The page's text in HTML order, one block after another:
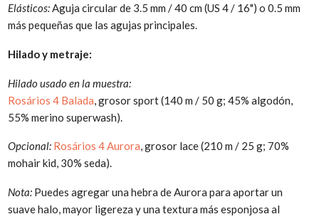
Elásticos:Aguja circular de 3.5 mm / 40 cm (US 4 / 16") o 0.5 mm
más pequeñas que las agujas principales.
Hilado y metraje:
Hilado usado en la muestra:
Rosários 4 Balada , grosor sport (140 m / 50 g; 45% algodón,
55% merino superwash).
Opcional: Rosários 4 Aurora, grosor lace (210 m / 25 g; 70%
mohair kid, 30% seda).
Nota: Puedes agregar una hebra de Aurora para aportar un
suave halo, mayor ligereza y una textura más esponjosa al